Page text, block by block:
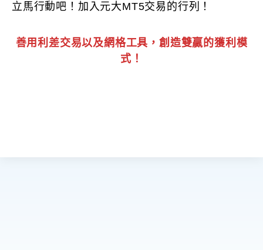
立馬行動吧！加入元大MT5交易的行列！
善用利差交易以及網格工具，創造雙贏的獲利模
式！